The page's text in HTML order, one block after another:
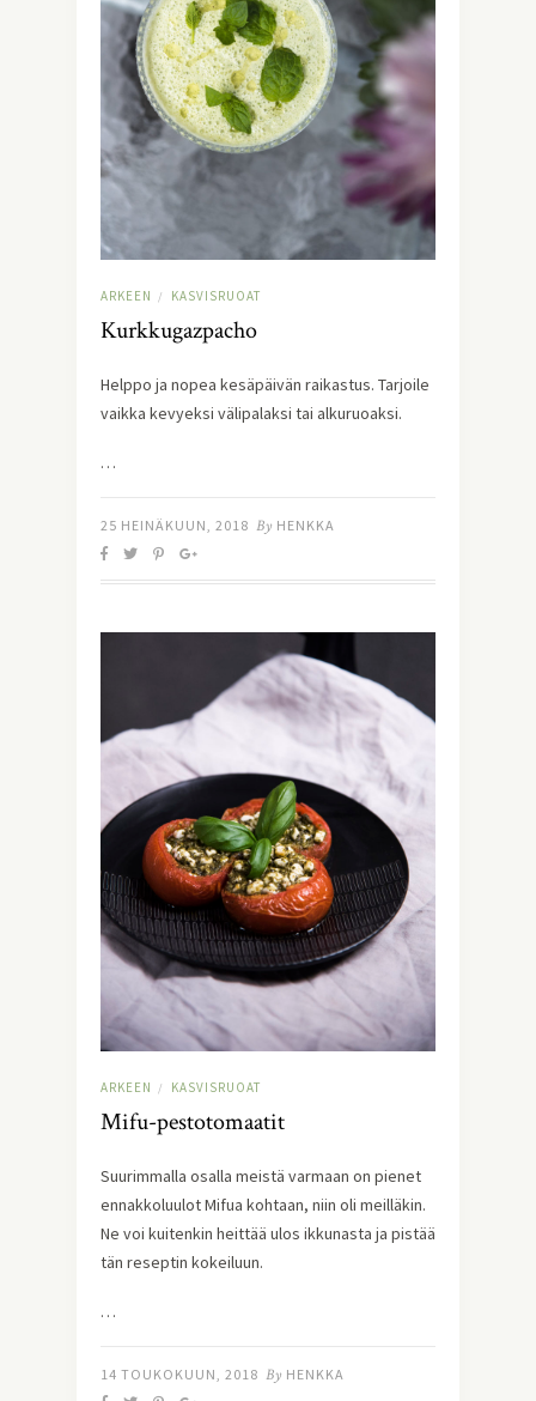
ARKEEN / KASVISRUOAT
Kurkkugazpacho
Helppo ja nopea kesäpäivän raikastus. Tarjoile
vaikka kevyeksi välipalaksi tai alkuruoaksi.
…
25 HEINÄKUUN, 2018 By HENKKA
ARKEEN / KASVISRUOAT
Mifu-pestotomaatit
Suurimmalla osalla meistä varmaan on pienet
ennakkoluulot Mifua kohtaan, niin oli meilläkin.
Ne voi kuitenkin heittää ulos ikkunasta ja pistää
tän reseptin kokeiluun.
…
14 TOUKOKUUN, 2018 By HENKKA